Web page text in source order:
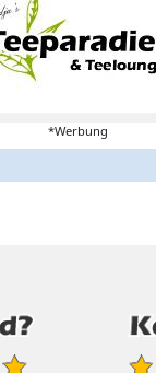
*Werbung